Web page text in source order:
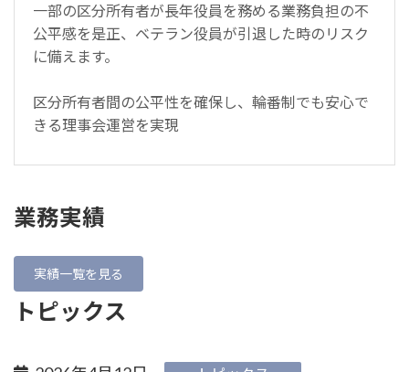
一部の区分所有者が長年役員を務める業務負担の不
公平感を是正、ベテラン役員が引退した時のリスク
に備えます。
区分所有者間の公平性を確保し、輪番制でも安心で
きる理事会運営を実現
業務実績
実績一覧を見る
トピックス